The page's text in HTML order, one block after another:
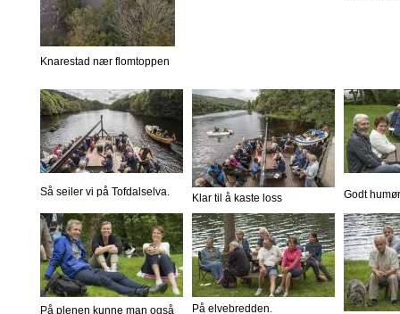
Knarestad nær flomtoppen
Så seiler vi på Tofdalselva. Klar til å kaste loss Godt
På plenen kunne man også
På elvebredden.